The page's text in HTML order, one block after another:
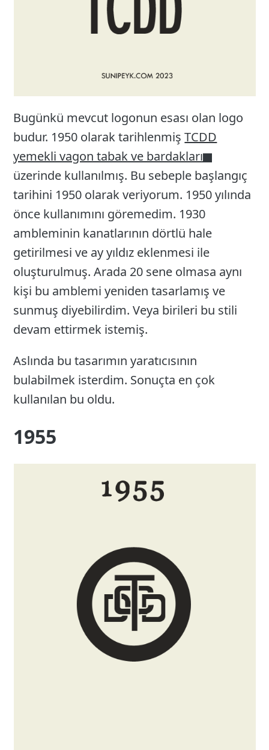
Bugünkü mevcut logonun esası olan logo
budur. 1950 olarak tarihlenmişTCDD
yemekli vagon tabak ve bardakları
üzerinde kullanılmış. Bu sebeple başlangıç
tarihini 1950 olarak veriyorum. 1950 yılında
önce kullanımını göremedim. 1930
ambleminin kanatlarının dörtlü hale
getirilmesi ve ay yıldız eklenmesi ile
oluşturulmuş. Arada 20 sene olmasa aynı
kişi bu amblemi yeniden tasarlamış ve
sunmuş diyebilirdim. Veya birileri bu stili
devam ettirmek istemiş.
Aslında bu tasarımın yaratıcısının
bulabilmek isterdim. Sonuçta en çok
kullanılan bu oldu.
1955